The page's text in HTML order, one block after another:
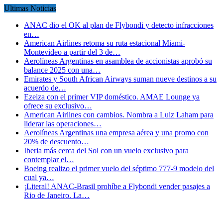
Ultimas Noticias
ANAC dio el OK al plan de Flybondi y detecto infracciones
en…
American Airlines retoma su ruta estacional Miami-
Montevideo a partir del 3 de…
Aerolíneas Argentinas en asamblea de accionistas aprobó su
balance 2025 con una…
Emirates y South African Airways suman nueve destinos a su
acuerdo de…
Ezeiza con el primer VIP doméstico. AMAE Lounge ya
ofrece su exclusivo…
American Airlines con cambios. Nombra a Luiz Laham para
liderar las operaciones…
Aerolíneas Argentinas una empresa aérea y una promo con
20% de descuento…
Iberia más cerca del Sol con un vuelo exclusivo para
contemplar el…
Boeing realizo el primer vuelo del séptimo 777-9 modelo del
cual ya…
¡Literal! ANAC-Brasil prohíbe a Flybondi vender pasajes a
Rio de Janeiro. La…